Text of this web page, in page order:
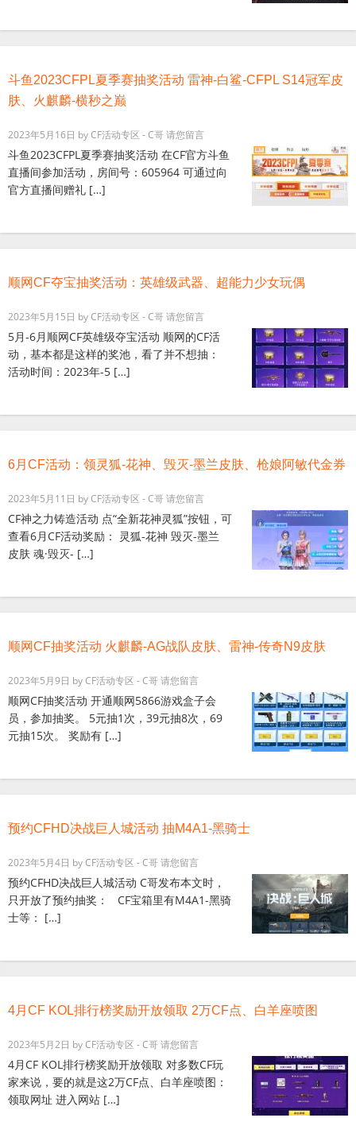
斗鱼2023CFPL夏季赛抽奖活动 雷神-白鲨-CFPL S14冠军皮
肤、火麒麟-横秒之巅
2023年5月16日 byCF活动专区 - C哥请您留言
斗鱼2023CFPL夏季赛抽奖活动 在CF官方斗鱼
直播间参加活动，房间号：605964 可通过向
官方直播间赠礼 […]
顺网CF夺宝抽奖活动：英雄级武器、超能力少女玩偶
2023年5月15日 byCF活动专区 - C哥请您留言
5月-6月顺网CF英雄级夺宝活动 顺网的CF活
动，基本都是这样的奖池，看了并不想抽：
活动时间：2023年-5 […]
6月CF活动：领灵狐-花神、毁灭-墨兰皮肤、枪娘阿敏代金券
2023年5月11日 byCF活动专区 - C哥请您留言
CF神之力铸造活动 点“全新花神灵狐”按钮，可
查看6月CF活动奖励： 灵狐-花神 毁灭-墨兰
皮肤 魂·毁灭- […]
顺网CF抽奖活动 火麒麟-AG战队皮肤、雷神-传奇N9皮肤
2023年5月9日 byCF活动专区 - C哥请您留言
顺网CF抽奖活动 开通顺网5866游戏盒子会
员，参加抽奖。 5元抽1次，39元抽8次，69
元抽15次。 奖励有 […]
预约CFHD决战巨人城活动 抽M4A1-黑骑士
2023年5月4日 byCF活动专区 - C哥请您留言
预约CFHD决战巨人城活动 C哥发布本文时，
只开放了预约抽奖： CF宝箱里有M4A1-黑骑
士等： […]
4月CF KOL排行榜奖励开放领取 2万CF点、白羊座喷图
2023年5月2日 byCF活动专区 - C哥请您留言
4月CF KOL排行榜奖励开放领取 对多数CF玩
家来说，要的就是这2万CF点、白羊座喷图：
领取网址 进入网站 […]